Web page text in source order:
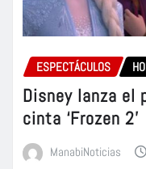
ESPECTÁCULOS
Disney lanza el
cinta ‘Frozen 2’
ManabiNoticias